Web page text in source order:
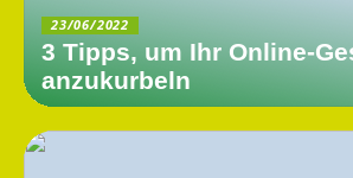
23/06/2022
3 Tipps, um Ihr Online-
anzukurbeln